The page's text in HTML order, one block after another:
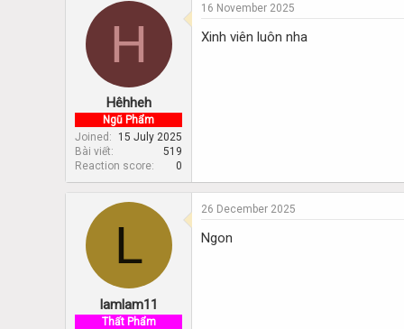
H
Hêhheh
Ngũ Phẩm
Joined
15 July 2025
Bài viết
519
Reaction score
0
16 November 2025
Xinh viên luôn nha
L
lamlam11
Thất Phẩm
26 December 2025
Ngon